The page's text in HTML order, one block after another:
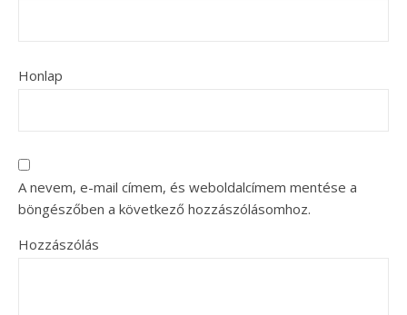
Honlap
A nevem, e-mail címem, és weboldalcímem mentése a
böngészőben a következő hozzászólásomhoz.
Hozzászólás